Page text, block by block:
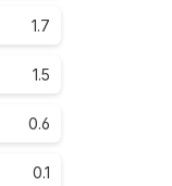
1.7
1.5
0.6
0.1